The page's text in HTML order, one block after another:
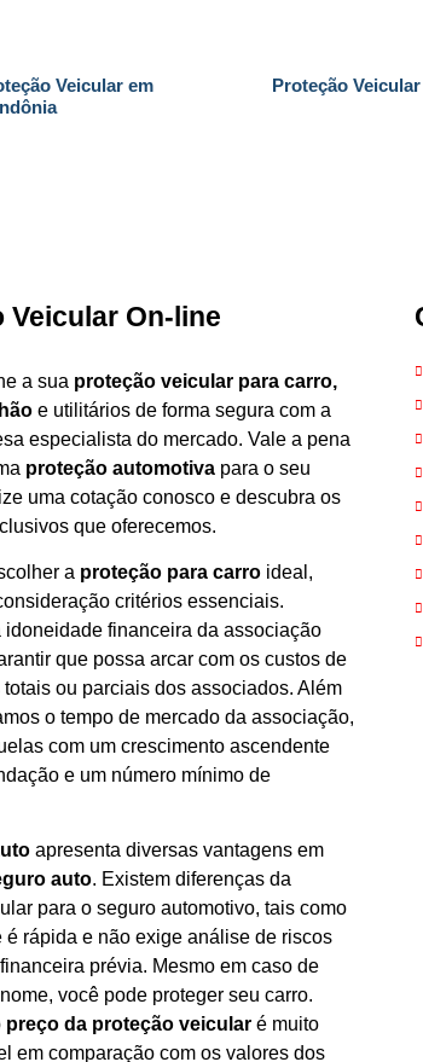
Veicular em
Proteção
Veicular On-line
a sua proteção veicular para carro,
e utilitários de forma segura com a
especialista do mercado. Vale a pena
proteção automotivapara o seu
uma cotação conosco e descubra os
que oferecemos.
a proteção para carro ideal,
critérios essenciais.
idoneidade financeira da associação
que possa arcar com os custos de
ou parciais dos associados. Além
o tempo de mercado da associação,
com um crescimento ascendente
e um número mínimo de
apresenta diversas vantagens em
auto. Existem diferenças da
para o seguro automotivo, tais como
é rápida e não exige análise de riscos
prévia. Mesmo em caso de
você pode proteger seu carro.
preço da proteção veicular é muito
em comparação com os valores dos